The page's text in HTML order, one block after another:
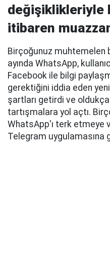
değişiklikleriyle
itibaren
Birçoğunuz muhtemelen
ayında WhatsApp,
Facebook ile bilgi
gerektiğini iddia eden
şartları getirdi ve
tartışmalara yol açtı.
WhatsApp'ı terk etmeye
Telegram uygulamasına